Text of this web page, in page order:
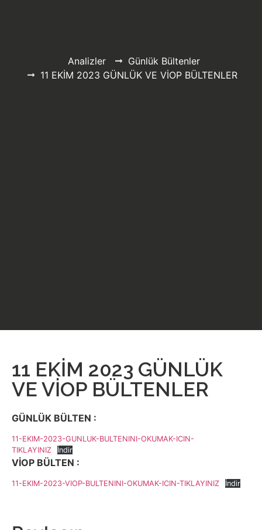
Analizler
Günlük Bültenler
11 EKİM 2023 GÜNLÜK VE VİOP BÜLTENLER
11 EKİM 2023 GÜNLÜK
VE VİOP BÜLTENLER
GÜNLÜK BÜLTEN :
11-EKIM-2023-GUNLUK-BULTENINI-OKUMAK-ICIN-
TIKLAYINIZ
İndir
VİOP BÜLTEN :
11-EKIM-2023-VIOP-BULTENINI-OKUMAK-ICIN-TIKLAYINIZ İndir